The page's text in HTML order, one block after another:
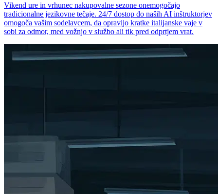
Vikend ure in vrhunec nakupovalne sezone onemogočajo
tradicionalne jezikovne tečaje. 24/7 dostop do naših AI inštruktorjev
omogoča vašim sodelavcem, da opravijo kratke italijanske vaje v
sobi za odmor, med vožnjo v službo ali tik pred odprtjem vrat.